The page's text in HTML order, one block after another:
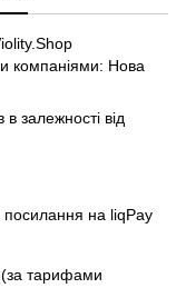
компаніями: Нова
залежності від
на liqPay
(за тарифами